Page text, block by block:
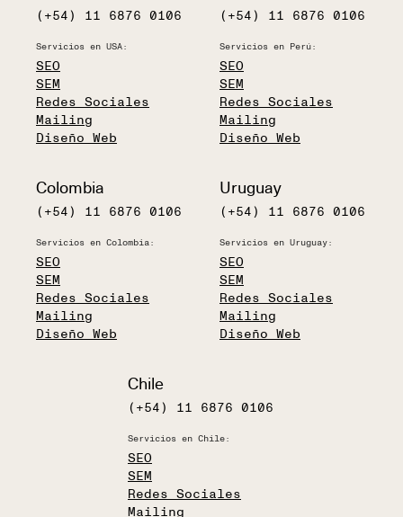
(+54) 11 6876 0106
Servicios en USA:
SEO
SEM
Redes Sociales
Mailing
Diseño Web
(+54) 11 6876 0106
Servicios en Perú:
SEO
SEM
Redes Sociales
Mailing
Diseño Web
Colombia
(+54) 11 6876 0106
Servicios en Colombia:
SEO
SEM
Redes Sociales
Mailing
Diseño Web
Uruguay
(+54) 11 6876 0106
Servicios en Uruguay:
SEO
SEM
Redes Sociales
Mailing
Diseño Web
Chile
(+54) 11 6876 0106
Servicios en Chile:
SEO
SEM
Redes Sociales
Mailing